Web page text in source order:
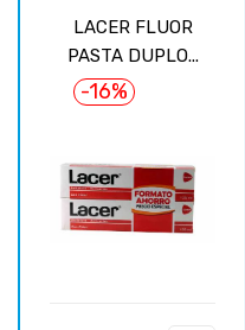
LACER FLUOR
PASTA DUPLO...
-16%